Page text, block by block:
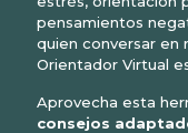
pensamientos
quien conversar en
Orientador Virtual
Aprovecha esta
consejos